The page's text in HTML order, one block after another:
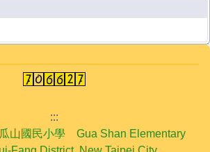
:::
山國民小學 Gua Shan Elementary